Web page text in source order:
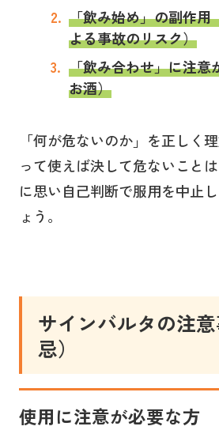
「飲み始め」の副作用
よる事故のリスク）
「飲み合わせ」に注意
お酒）
「何が危ないのか」を正しく
って使えば決して危ないこと
に思い自己判断で服用を中止
ょう。
サインバルタの注
忌）
使用に注意が必要な方